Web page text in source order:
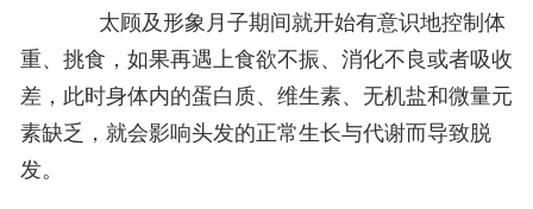
太顾及形象月子期间就开始有意识地控制体
重、挑食，如果再遇上食欲不振、消化不良或者吸收
差，此时身体内的蛋白质、维生素、无机盐和微量元
素缺乏，就会影响头发的正常生长与代谢而导致脱
发。